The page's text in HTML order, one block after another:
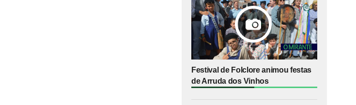
Festival de Folclore animou festas
de Arruda dos Vinhos